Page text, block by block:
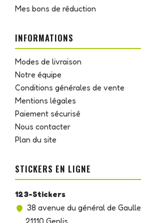
Mes bons de réduction
INFORMATIONS
Modes de livraison
Notre équipe
Conditions générales de vente
Mentions légales
Paiement sécurisé
Nous contacter
Plan du site
STICKERS EN LIGNE
123-Stickers
38 avenue du général de Gaulle